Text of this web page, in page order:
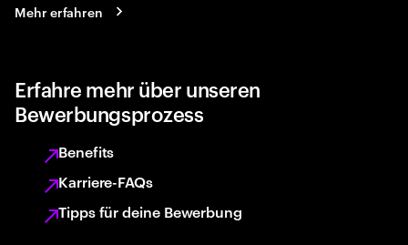
Mehr erfahren
Erfahre mehr über unseren
Bewerbungsprozess
Benefits
Karriere-FAQs
Tipps für deine Bewerbung